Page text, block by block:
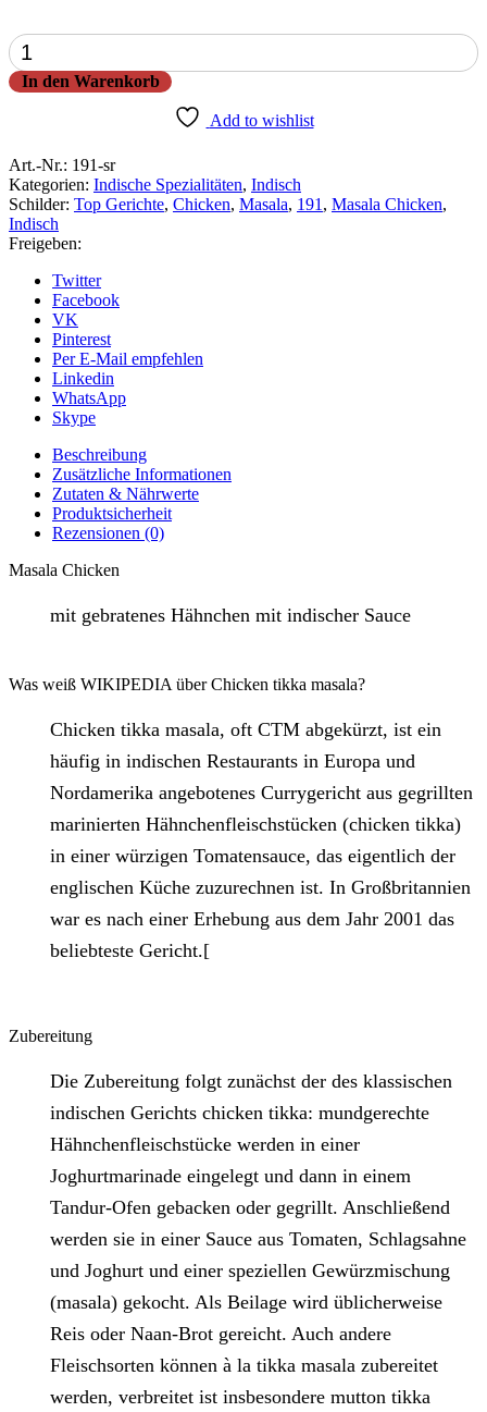
Masala
Chicken
Menge
In den Warenkorb
Add to wishlist
Art.-Nr.: 191-sr
Kategorien: Indische Spezialitäten, Indisch
Schilder: Top Gerichte, Chicken, Masala, 191 , Masala Chicken,
Indisch
Freigeben:
Twitter
Facebook
VK
Pinterest
Per E-Mail empfehlen
Linkedin
WhatsApp
Skype
Beschreibung
Zusätzliche Informationen
Zutaten & Nährwerte
Produktsicherheit
Rezensionen (0)
Masala Chicken
mit gebratenes Hähnchen mit indischer Sauce
Was weiß WIKIPEDIA über Chicken tikka masala?
Chicken tikka masala, oft CTM abgekürzt, ist ein
häufig in indischen Restaurants in Europa und
Nordamerika angebotenes Currygericht aus gegrillten
marinierten Hähnchenfleischstücken (chicken tikka)
in einer würzigen Tomatensauce, das eigentlich der
englischen Küche zuzurechnen ist. In Großbritannien
war es nach einer Erhebung aus dem Jahr 2001 das
beliebteste Gericht.[
Zubereitung
Die Zubereitung folgt zunächst der des klassischen
indischen Gerichts chicken tikka: mundgerechte
Hähnchenfleischstücke werden in einer
Joghurtmarinade eingelegt und dann in einem
Tandur-Ofen gebacken oder gegrillt. Anschließend
werden sie in einer Sauce aus Tomaten, Schlagsahne
und Joghurt und einer speziellen Gewürzmischung
(masala) gekocht. Als Beilage wird üblicherweise
Reis oder Naan-Brot gereicht. Auch andere
Fleischsorten können à la tikka masala zubereitet
werden, verbreitet ist insbesondere mutton tikka